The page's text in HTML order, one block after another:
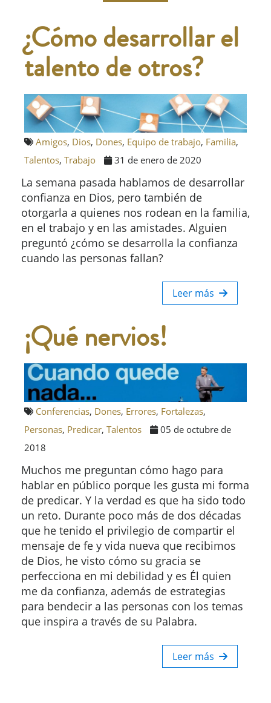
¿Cómo desarrollar el
talento de otros?
Amigos, Dios, Dones, Equipo de trabajo, Familia,
Talentos, Trabajo 31 de enero de 2020
La semana pasada hablamos de desarrollar
confianza en Dios, pero también de
otorgarla a quienes nos rodean en la familia,
en el trabajo y en las amistades. Alguien
preguntó ¿cómo se desarrolla la confianza
cuando las personas fallan?
Leer más
¡Qué nervios!
Conferencias, Dones, Errores, Fortalezas,
Personas, Predicar, Talentos
05 de octubre de
2018
Muchos me preguntan cómo hago para
hablar en público porque les gusta mi forma
de predicar. Y la verdad es que ha sido todo
un reto. Durante poco más de dos décadas
que he tenido el privilegio de compartir el
mensaje de fe y vida nueva que recibimos
de Dios, he visto cómo su gracia se
perfecciona en mi debilidad y es Él quien
me da confianza, además de estrategias
para bendecir a las personas con los temas
que inspira a través de su Palabra.
Leer más